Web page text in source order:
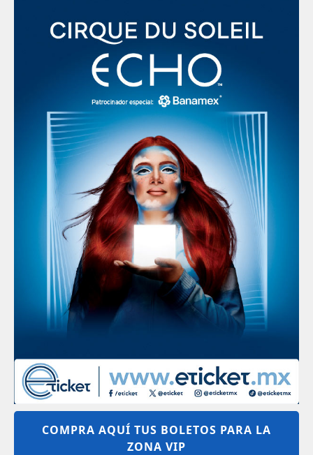
COMPRA AQUÍ TUS BOLETOS PARA LA
ZONA VIP